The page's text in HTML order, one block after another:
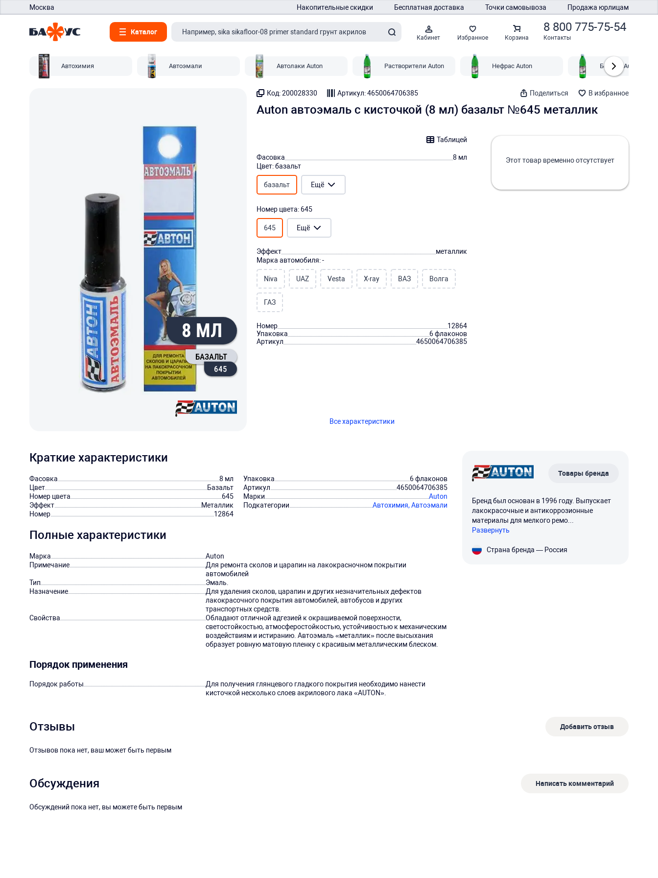
Москва Накопительные скидки Бесплатная доставка Точки самовывоза Продажа юрлицам
Каталог
Кабинет Избранное Корзина
8 800 775-75-54
Контакты
Автохимия Автоэмали Автолаки Auton Растворители Auton Нефрас Auton Бензин Auton
8 МЛ
БАЗАЛЬТ
645
Код: 200028330 Артикул: 4650064706385 Поделиться В избранное
Auton автоэмаль с кисточкой (8 мл) базальт №645 металлик
Таблицей
Фасовка
8 мл
Цвет: базальт
базальт Ещё
Номер цвета: 645
645 Ещё
Эффект
металлик
Марка автомобиля: -
Niva UAZ Vesta X-ray ВАЗ Волга
ГАЗ
Номер
12864
Упаковка
6 флаконов
Артикул
4650064706385
Все характеристики
Этот товар временно отсутствует
Краткие характеристики
Фасовка
8 мл
Цвет
Базальт
Номер цвета
645
Эффект
Металлик
Номер
12864
Упаковка
6 флаконов
Артикул
4650064706385
Марки
Auton
Подкатегории
Автохимия,Автоэмали
Полные характеристики
Марка
Auton
Примечание
Для ремонта сколов и царапин на лакокрасночном покрытии
автомобилей
Тип
Эмаль.
Назначение
Для удаления сколов, царапин и других незначительных дефектов
лакокрасочного покрытия автомобилей, автобусов и других
транспортных средств.
Свойства
Обладают отличной адгезией к окрашиваемой поверхности,
светостойкостью, атмосферостойкостью, устойчивостью к механическим
воздействиям и истиранию. Автоэмаль «металлик» после высыхания
образует ровную матовую пленку с красивым металлическим блеском.
Порядок применения
Порядок работы
Для получения глянцевого гладкого покрытия необходимо нанести
кисточкой несколько слоев акрилового лака «AUTON».
Товары бренда
Бренд был основан в 1996 году. Выпускает
лакокрасочные и антикоррозионные
материалы для мелкого ремо...
Развернуть
Страна бренда — Россия
Отзывы Добавить отзыв
Отзывов пока нет, ваш может быть первым
Обсуждения Написать комментарий
Обсуждений пока нет, вы можете быть первым